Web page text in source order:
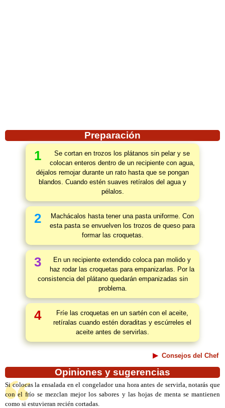
Preparación
1
Se cortan en trozos los plátanos sin pelar y se
colocan enteros dentro de un recipiente con agua,
déjalos remojar durante un rato hasta que se pongan
blandos. Cuando estén suaves retíralos del agua y
pélalos.
2
Machácalos hasta tener una pasta uniforme. Con
esta pasta se envuelven los trozos de queso para
formar las croquetas.
3
En un recipiente extendido coloca pan molido y
haz rodar las croquetas para empanizarlas. Por la
consistencia del plátano quedarán empanizadas sin
problema.
4
Fríe las croquetas en un sartén con el aceite,
retíralas cuando estén doraditas y escúrreles el
aceite antes de servirlas.
Consejos del Chef
Opiniones y sugerencias
Si colocas la ensalada en el congelador una hora antes de servirla, notarás que
con el frío se mezclan mejor los sabores y las hojas de menta se mantienen
como si estuvieran recién cortadas.